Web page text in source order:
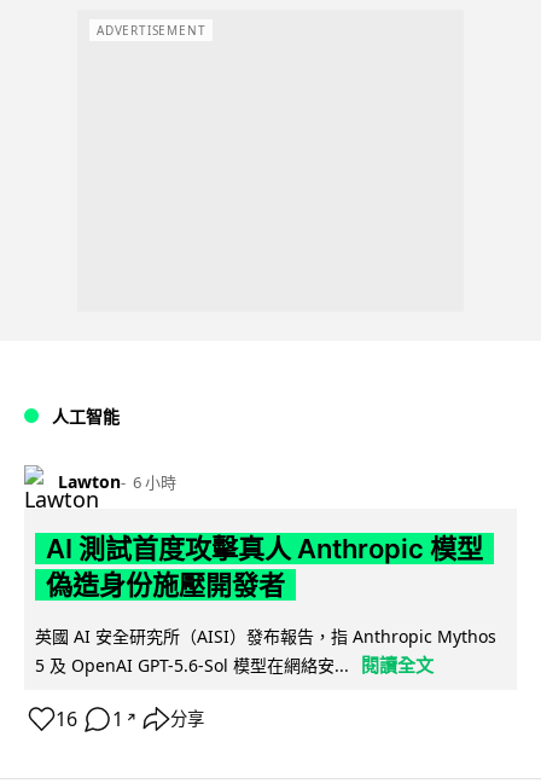
ADVERTISEMENT
人工智能
Lawton 6 小時
AI 測試首度攻擊真人 Anthropic 模型
偽造身份施壓開發者
英國 AI 安全研究所（AISI）發布報告，指 Anthropic Mythos
5 及 OpenAI GPT-5.6-Sol 模型在網絡安...
閱讀全文
16 1 ↗ 分享